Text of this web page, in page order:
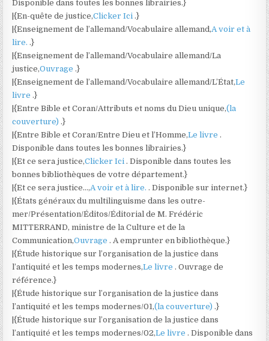
Disponible dans toutes les bonnes librairies.}
|{En-quête de justice,Clicker Ici.}
|{Enseignement de l’allemand/Vocabulaire allemand,A voir et à
lire..}
|{Enseignement de l’allemand/Vocabulaire allemand/La
justice,Ouvrage.}
|{Enseignement de l’allemand/Vocabulaire allemand/L’État,Le
livre.}
|{Entre Bible et Coran/Attributs et noms du Dieu unique,(la
couverture).}
|{Entre Bible et Coran/Entre Dieu et l’Homme,Le livre.
Disponible dans toutes les bonnes librairies.}
|{Et ce sera justice,Clicker Ici. Disponible dans toutes les
bonnes bibliothèques de votre département.}
|{Et ce sera justice…,A voir et à lire.. Disponible sur internet.}
|{États généraux du multilinguisme dans les outre-
mer/Présentation/Éditos/Éditorial de M. Frédéric
MITTERRAND, ministre de la Culture et de la
Communication,Ouvrage. A emprunter en bibliothèque.}
|{Étude historique sur l’organisation de la justice dans
l’antiquité et les temps modernes,Le livre. Ouvrage de
référence.}
|{Étude historique sur l’organisation de la justice dans
l’antiquité et les temps modernes/01,(la couverture).}
|{Étude historique sur l’organisation de la justice dans
l’antiquité et les temps modernes/02,Le livre. Disponible dans